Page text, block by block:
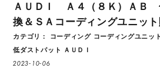
ＡＵＤＩ Ａ４（８Ｋ）ＡＢ
換＆ＳＡコーディングユニッ
カテゴリ： コーディング コーディングユニット
低ダストパット
ＡＵＤＩ
2023-10-06